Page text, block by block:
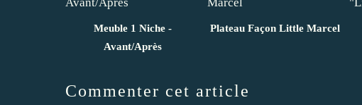
Meuble 1 Niche -
Avant/Après
Plateau Façon Little Marcel
Commenter cet article